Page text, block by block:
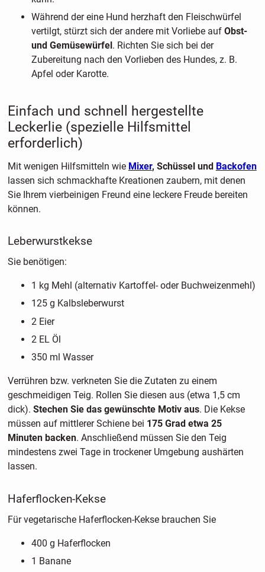
Während der eine Hund herzhaft den Fleischwürfel
vertilgt, stürzt sich der andere mit Vorliebe auf Obst-
und Gemüsewürfel. Richten Sie sich bei der
Zubereitung nach den Vorlieben des Hundes, z. B.
Apfel oder Karotte.
Einfach und schnell hergestellte
Leckerlie (spezielle Hilfsmittel
erforderlich)
Mit wenigen Hilfsmitteln wie Mixer, Schüssel und Backofen
lassen sich schmackhafte Kreationen zaubern, mit denen
Sie Ihrem vierbeinigen Freund eine leckere Freude bereiten
können.
Leberwurstkekse
Sie benötigen:
1 kg Mehl (alternativ Kartoffel- oder Buchweizenmehl)
125 g Kalbsleberwurst
2 Eier
2 EL Öl
350 ml Wasser
Verrühren bzw. verkneten Sie die Zutaten zu einem
geschmeidigen Teig. Rollen Sie diesen aus (etwa 1,5 cm
dick). Stechen Sie das gewünschte Motiv aus. Die Kekse
müssen auf mittlerer Schiene bei 175 Grad etwa 25
Minuten backen. Anschließend müssen Sie den Teig
mindestens zwei Tage in trockener Umgebung aushärten
lassen.
Haferflocken-Kekse
Für vegetarische Haferflocken-Kekse brauchen Sie
400 g Haferflocken
1 Banane